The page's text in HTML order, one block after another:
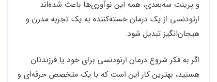
و پرینت سه‌بعدی، همه این نوآوری‌ها باعث شده‌اند
ارتودنسی از یک درمان خسته‌کننده به یک تجربه مدرن و
هیجان‌انگیز تبدیل شود.
اگر به فکر شروع درمان ارتودنسی برای خود یا فرزندتان
هستید، بهترین کار این است که با یک متخصص حرفه‌ای و